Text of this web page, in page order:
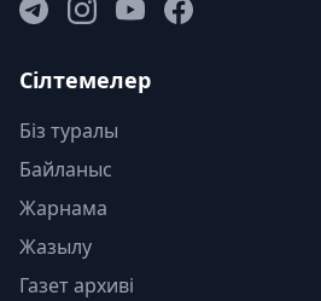
Сілтемелер
Біз туралы
Байланыс
Жарнама
Жазылу
Газет архиві